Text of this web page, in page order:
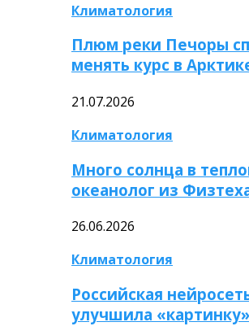
Климатология
Плюм реки Печоры
менять курс в
21.07.2026
Климатология
Много солнца в
океанолог из
26.06.2026
Климатология
Российская
улучшила